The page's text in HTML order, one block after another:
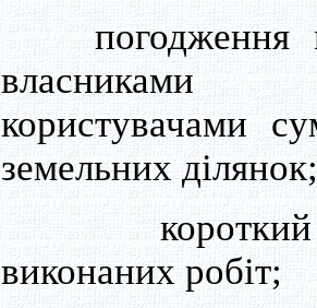
погодження
користувачами
земельних ділянок;
короткий
виконаних робіт;